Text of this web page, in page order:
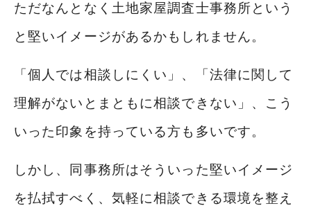
ただなんとなく土地家屋調査士事務所という
と堅いイメージがあるかもしれません。
「個人では相談しにくい」、「法律に関して
理解がないとまともに相談できない」、こう
いった印象を持っている方も多いです。
しかし、同事務所はそういった堅いイメージ
を払拭すべく、気軽に相談できる環境を整え